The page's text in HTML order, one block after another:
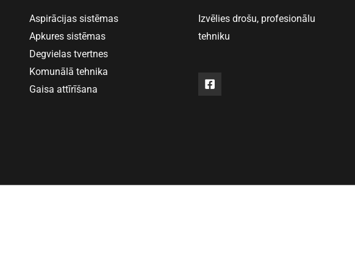
Aspirācijas sistēmas
Apkures sistēmas
Degvielas tvertnes
Komunālā tehnika
Gaisa attīrīšana
Izvēlies drošu, profesionālu
tehniku